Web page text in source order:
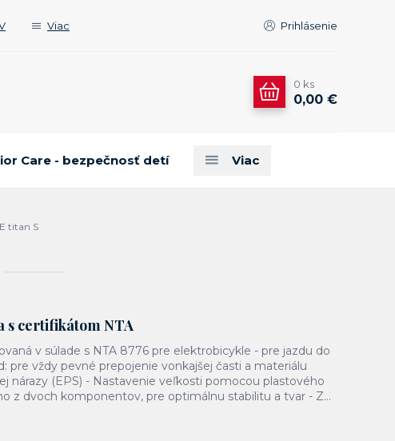
Viac Prihlásenie
0 ks
0,00 €
Care - bezpečnosť detí Viac
titan S
s certifikátom NTA
v súlade s NTA 8776 pre elektrobicykle - pre jazdu do
pre vždy pevné prepojenie vonkajšej časti a materiálu
nárazy (EPS) - Nastavenie veľkosti pomocou plastového
z dvoch komponentov, pre optimálnu stabilitu a tvar - Z...